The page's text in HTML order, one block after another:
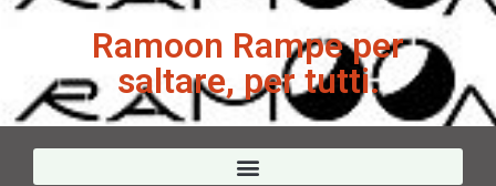
Ramoon Rampe per
saltare, per tutti.